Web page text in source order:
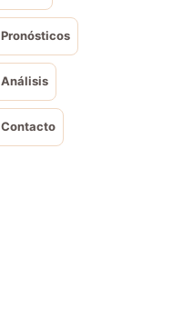
Pronósticos
Análisis
Contacto